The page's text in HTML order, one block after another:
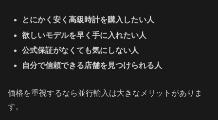
とにかく安く高級時計を購入したい人
欲しいモデルを早く手に入れたい人
公式保証がなくても気にしない人
自分で信頼できる店舗を見つけられる人
価格を重視するなら並行輸入は大きなメリットがありま
す。